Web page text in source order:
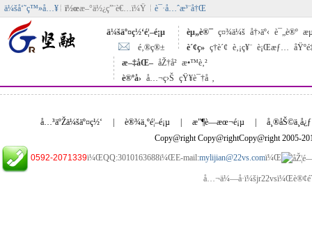
ä¼šå‘˜ç™»å…¥ ï½œæ–°ä½¿ç”¨è€…ï¼Ÿ è¯·å…ˆæ³¨å†Œ
ä¼šäº¤ç½‘é¦–é¡µ
é‚®ç®±
èµ„è®¯ ç¤¾ä¼š å†›äº‹ è¯„è®º
è´¢ç» ç†è´¢ è‚¡ç¥¨ è¡Œæƒ…
æ–‡åŒ– åŽ†å² æ•™è‚²
è®ºå› å…¬ç›Š çŸ¥è¯†å ‚
å…³äºŽä¼šäº¤ç½‘ è®¾ä¸ºé¦–é¡µ æ”¶è—æœ¬é¡µ
å¸®åŠ©ä¸­å¿ƒ
Copy@right Copy@rightCopy@right 2005-
0592-2071339ï¼ŒQQ:3010163688ï¼ŒE-mail:mylijian@22vs.comï¼Œ